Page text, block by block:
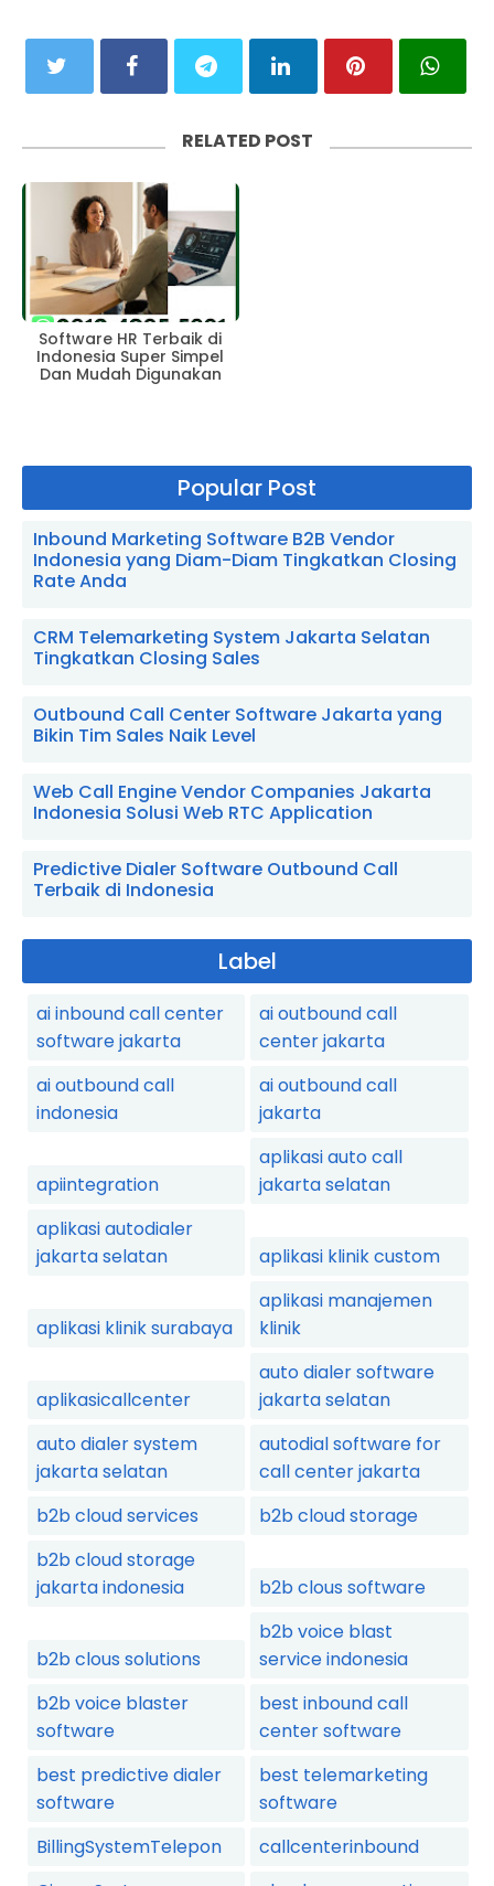
RELATED POST
Software HR Terbaik di
Indonesia Super Simpel
Dan Mudah Digunakan
Popular Post
Inbound Marketing Software B2B Vendor
Indonesia yang Diam-Diam Tingkatkan Closing
Rate Anda
CRM Telemarketing System Jakarta Selatan
Tingkatkan Closing Sales
Outbound Call Center Software Jakarta yang
Bikin Tim Sales Naik Level
Web Call Engine Vendor Companies Jakarta
Indonesia Solusi Web RTC Application
Predictive Dialer Software Outbound Call
Terbaik di Indonesia
Label
ai inbound call center
software jakarta
ai outbound call
center jakarta
ai outbound call
indonesia
ai outbound call
jakarta
apiintegration
aplikasi auto call
jakarta selatan
aplikasi autodialer
jakarta selatan
aplikasi klinik custom
aplikasi klinik surabaya
aplikasi manajemen
klinik
aplikasicallcenter
auto dialer software
jakarta selatan
auto dialer system
jakarta selatan
autodial software for
call center jakarta
b2b cloud services
b2b cloud storage
b2b cloud storage
jakarta indonesia
b2b clous software
b2b clous solutions
b2b voice blast
service indonesia
b2b voice blaster
software
best inbound call
center software
best predictive dialer
software
best telemarketing
software
BillingSystemTelepon
callcenterinbound